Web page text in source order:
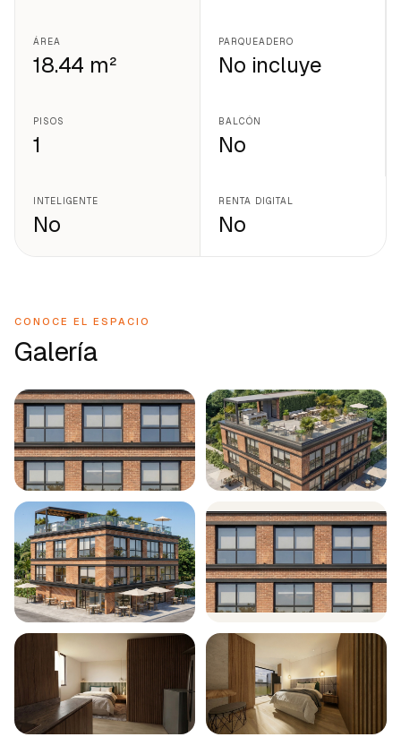
ÁREA
18.44 m²
PARQUEADERO
No incluye
PISOS
1
BALCÓN
No
INTELIGENTE
No
RENTA DIGITAL
No
CONOCE EL ESPACIO
Galería